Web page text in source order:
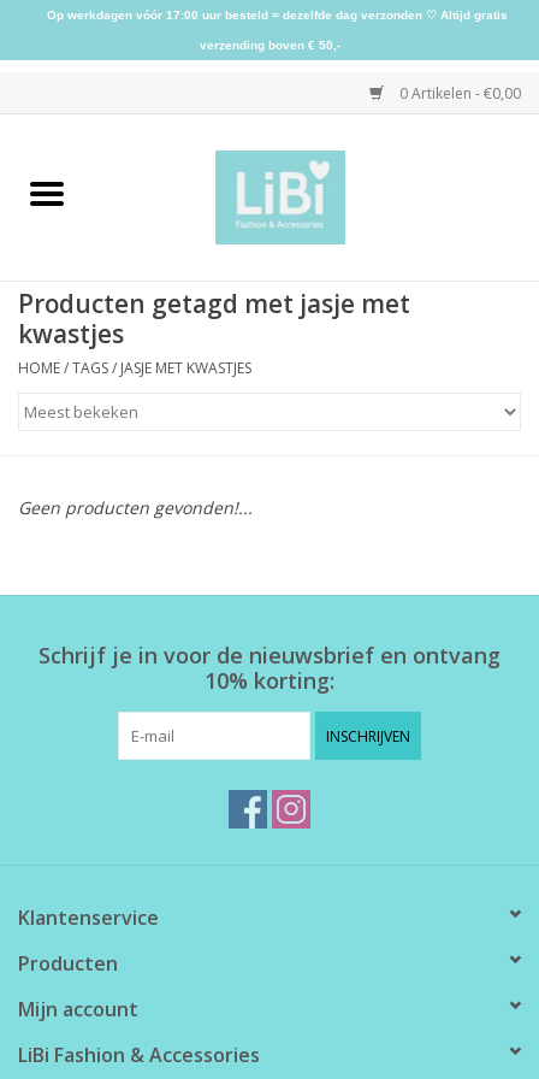
0 Artikelen - €0,00
Home
Kleding
Accessoires
Home deco
SALE
Producten getagd met jasje met
kwastjes
HOME/TAGS/ JASJE MET KWASTJES
Geen producten gevonden!...
Schrijf je in voor de nieuwsbrief en ontvang
10% korting:
INSCHRIJVEN
Klantenservice
Producten
Mijn account
LiBi Fashion & Accessories
Op werkdagen vóór 17:00 uur besteld = dezelfde dag verzonden ♡ Altijd gratis
verzending boven € 50,-